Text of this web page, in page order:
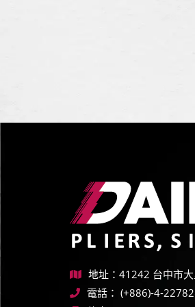
地址：41242 台中市
電話： (+886)-4-